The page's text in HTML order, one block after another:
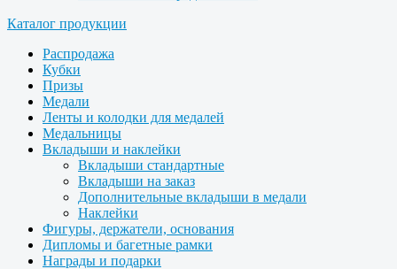
Каталог продукции
Распродажа
Кубки
Призы
Медали
Ленты и колодки для медалей
Медальницы
Вкладыши и наклейки
Вкладыши стандартные
Вкладыши на заказ
Дополнительные вкладыши в медали
Наклейки
Фигуры, держатели, основания
Дипломы и багетные рамки
Награды и подарки